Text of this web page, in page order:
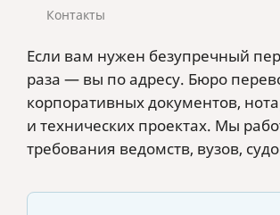
Контакты
Если вам нужен безупречный
раза — вы по адресу. Бюро
корпоративных документов,
и технических проектах. Мы
требования ведомств, вузов,